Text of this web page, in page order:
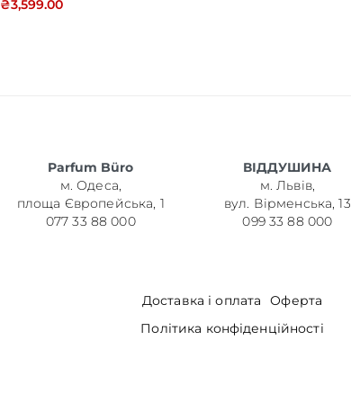
₴3,599.00
Parfum Büro
м. Одеса,
площа Європейська, 1
077 33 88 000
ВІДДУШИНА
м. Львів,
вул. Вірменська, 13
099 33 88 000
Доставка і оплата
Оферта
Політика конфіденційності